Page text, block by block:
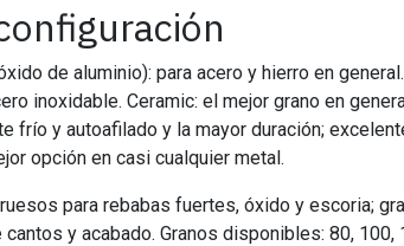
de aluminio): para acero y hierro en
inoxidable. Ceramic: el mejor grano en
frío y autoafilado y la mayor duración;
opción en casi cualquier metal.
para rebabas fuertes, óxido y escoria;
y acabado. Granos disponibles: 80, 100,